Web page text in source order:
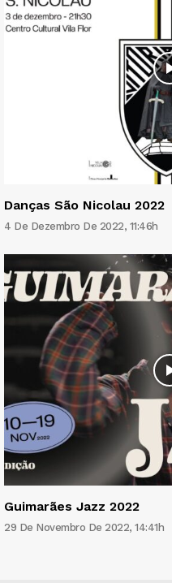
Danças São Nicolau 2022
4 De Dezembro De 2022, 11:46h
Guimarães Jazz 2022
29 De Novembro De 2022, 14:41h